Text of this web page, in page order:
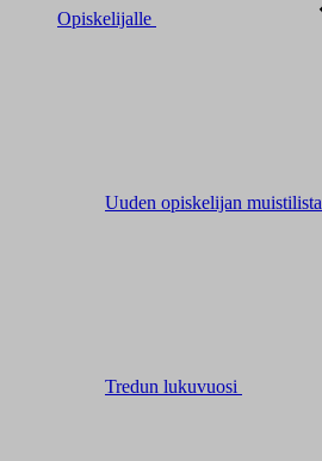
Opiskelijalle
Uuden opiskelijan muistilista
Tredun lukuvuosi